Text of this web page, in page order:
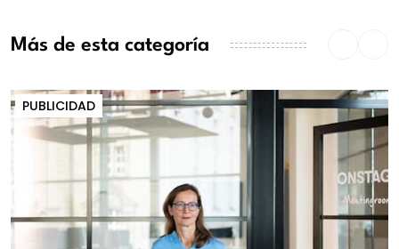
Más de esta categoría
PUBLICIDAD